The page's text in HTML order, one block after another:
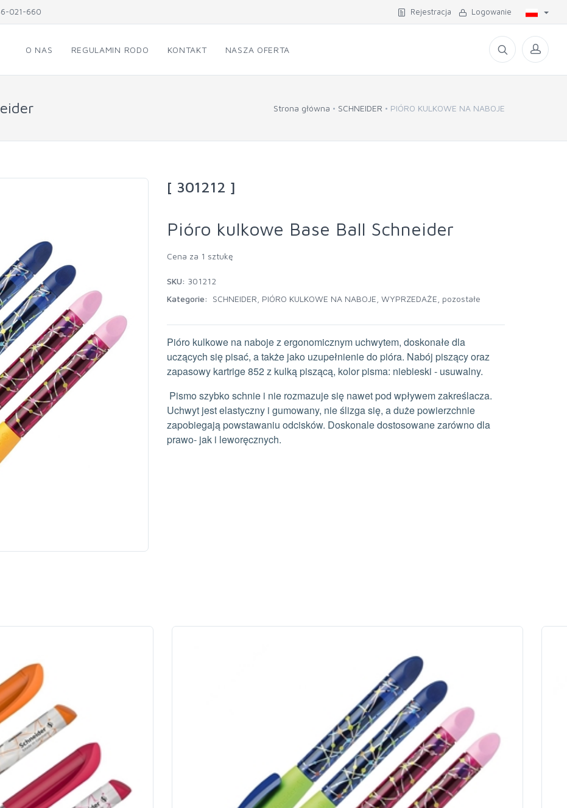
021-660 Rejestracja Logowanie
O NAS REGULAMIN RODO KONTAKT NASZA OFERTA
Strona główna SCHNEIDER PIÓRO KULKOWE NA NABOJE
[ 301212 ]
Pióro kulkowe Base Ball Schneider
Cena za 1 sztukę
SKU: 301212
Kategorie:
SCHNEIDER PIÓRO KULKOWE NA NABOJE WYPRZEDAŻE pozostałe
Pióro kulkowe na naboje z ergonomicznym uchwytem, doskonałe dla
uczących się pisać, a także jako uzupełnienie do pióra. Nabój piszący oraz
zapasowy kartrige 852 z kulką piszącą, kolor pisma: niebieski - usuwalny.
Pismo szybko schnie i nie rozmazuje się nawet pod wpływem zakreślacza.
Uchwyt jest elastyczny i gumowany, nie ślizga się, a duże powierzchnie
zapobiegają powstawaniu odcisków. Doskonale dostosowane zarówno dla
prawo- jak i leworęcznych.